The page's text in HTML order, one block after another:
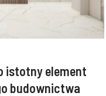
istotny element
budownictwa